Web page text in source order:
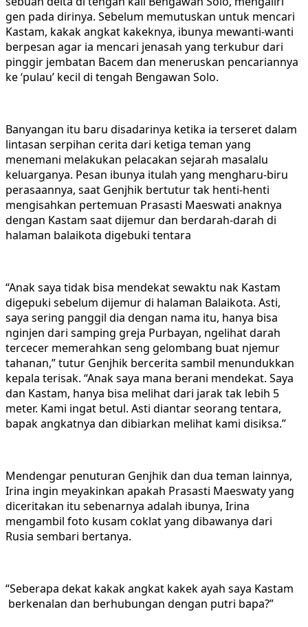
gen pada dirinya. Sebelum memutuskan untuk mencari
Kastam, kakak angkat kakeknya, ibunya mewanti-wanti
berpesan agar ia mencari jenasah yang terkubur dari
pinggir jembatan Bacem dan meneruskan pencariannya
ke ‘pulau’ kecil di tengah Bengawan Solo.
Banyangan itu baru disadarinya ketika ia terseret dalam
lintasan serpihan cerita dari ketiga teman yang
menemani melakukan pelacakan sejarah masalalu
keluarganya. Pesan ibunya itulah yang mengharu-biru
perasaannya, saat Genjhik bertutur tak henti-henti
mengisahkan pertemuan Prasasti Maeswati anaknya
dengan Kastam saat dijemur dan berdarah-darah di
halaman balaikota digebuki tentara
“Anak saya tidak bisa mendekat sewaktu nak Kastam
digepuki sebelum dijemur di halaman Balaikota. Asti,
saya sering panggil dia dengan nama itu, hanya bisa
nginjen dari samping greja Purbayan, ngelihat darah
tercecer memerahkan seng gelombang buat njemur
tahanan,” tutur Genjhik bercerita sambil menundukkan
kepala terisak. “Anak saya mana berani mendekat. Saya
dan Kastam, hanya bisa melihat dari jarak tak lebih 5
meter. Kami ingat betul. Asti diantar seorang tentara,
bapak angkatnya dan dibiarkan melihat kami disiksa.”
Mendengar penuturan Genjhik dan dua teman lainnya,
Irina ingin meyakinkan apakah Prasasti Maeswaty yang
diceritakan itu sebenarnya adalah ibunya, Irina
mengambil foto kusam coklat yang dibawanya dari
Rusia sembari bertanya.
“Seberapa dekat kakak angkat kakek ayah saya Kastam
berkenalan dan berhubungan dengan putri bapa?”